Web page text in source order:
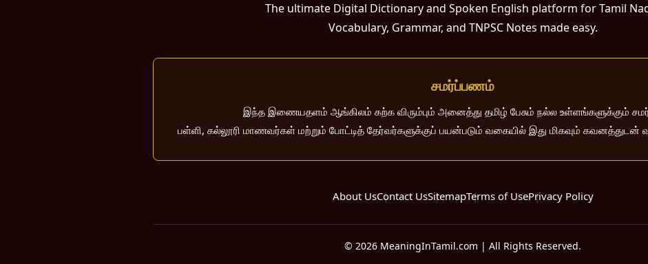
The ultimate Digital Dictionary and Spoken English platform for Tamil
Vocabulary, Grammar, and TNPSC Notes made easy.
சமர்ப்பணம்
இந்த இணையதளம் ஆங்கிலம் கற்க விரும்பும் அனைத்து தமிழ் பேசும் நல்ல உள்ளங்களுக்கும்
பள்ளி, கல்லூரி மாணவர்கள் மற்றும் போட்டித் தேர்வர்களுக்குப் பயன்படும் வகையில் இது மிகவும் கவனத்துடன்
About UsContact UsSitemapTerms of UsePrivacy Policy
© 2026 MeaningInTamil.com | All Rights Reserved.